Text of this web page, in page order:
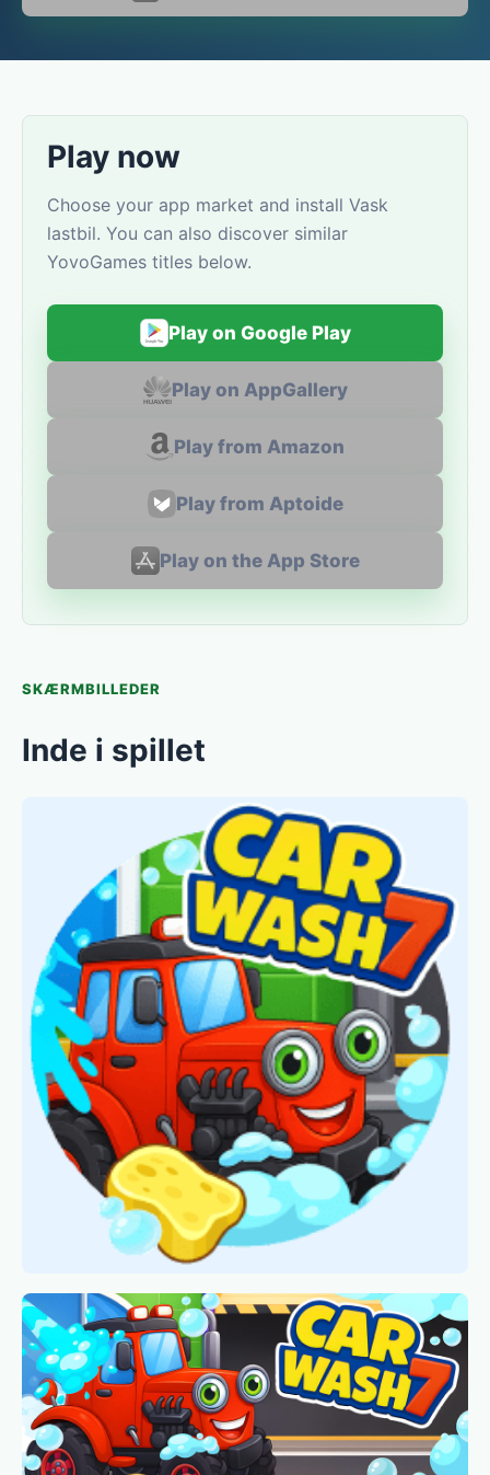
Play now
Choose your app market and install Vask
lastbil. You can also discover similar
YovoGames titles below.
Play on Google Play
Play on AppGallery
Play from Amazon
Play from Aptoide
Play on the App Store
SKÆRMBILLEDER
Inde i spillet